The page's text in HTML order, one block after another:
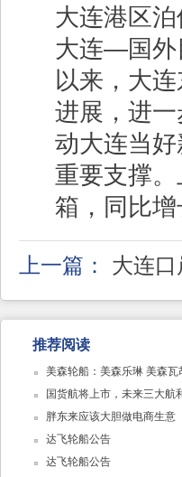
大连港区
大连—国
以来，大
进展，进
动大连当
重要支撑
箱，同比增
上一篇： 大连口
推荐阅读
美森轮船：美森乐琳 美森
国货航将上市，未来三大航
胖东来应该大胆做电商生意
达飞轮船公告
达飞轮船公告